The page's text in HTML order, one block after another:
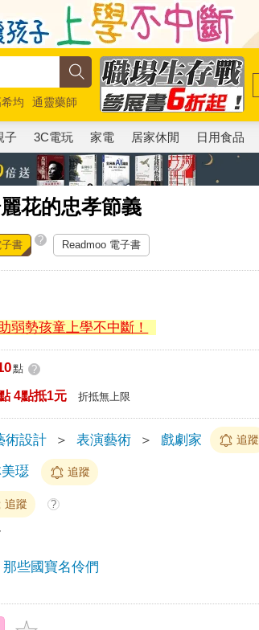
均
通靈藥師
子 3C電玩 家電 居家休閒 日用食品
麗花的忠孝節義
書 ? Readmoo 電子書
弱勢孩童上學不中斷！
點 ?
4點抵1元 折抵無上限
術設計 ＞ 表演藝術 ＞ 戲劇家 追蹤
璱 追蹤
追蹤 ?
那些國寶名伶們